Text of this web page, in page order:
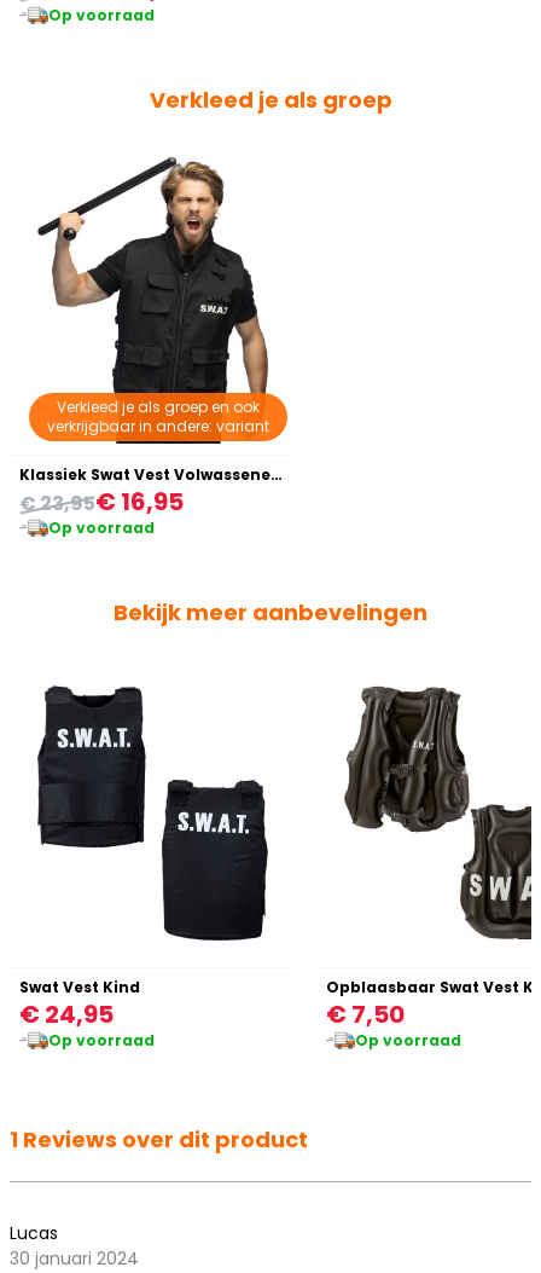
Op voorraad
Verkleed je als groep
Verkleed je als groep en ook
verkrijgbaar in andere: variant
Klassiek Swat Vest Volwassenen Zwart
€ 16,95
€ 23,95
Op voorraad
Bekijk meer aanbevelingen
Swat Vest Kind
€ 24,95
Op voorraad
Opblaasbaar Swat Vest
€ 7,50
Op voorraad
1 Reviews over dit product
Lucas
30 januari 2024